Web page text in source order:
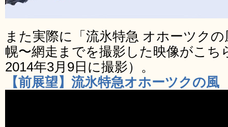
また実際に「流氷特急 オホーツク
幌〜網走までを撮影した映像がこち
2014年3月9日に撮影）。
【前展望】流氷特急オホーツクの